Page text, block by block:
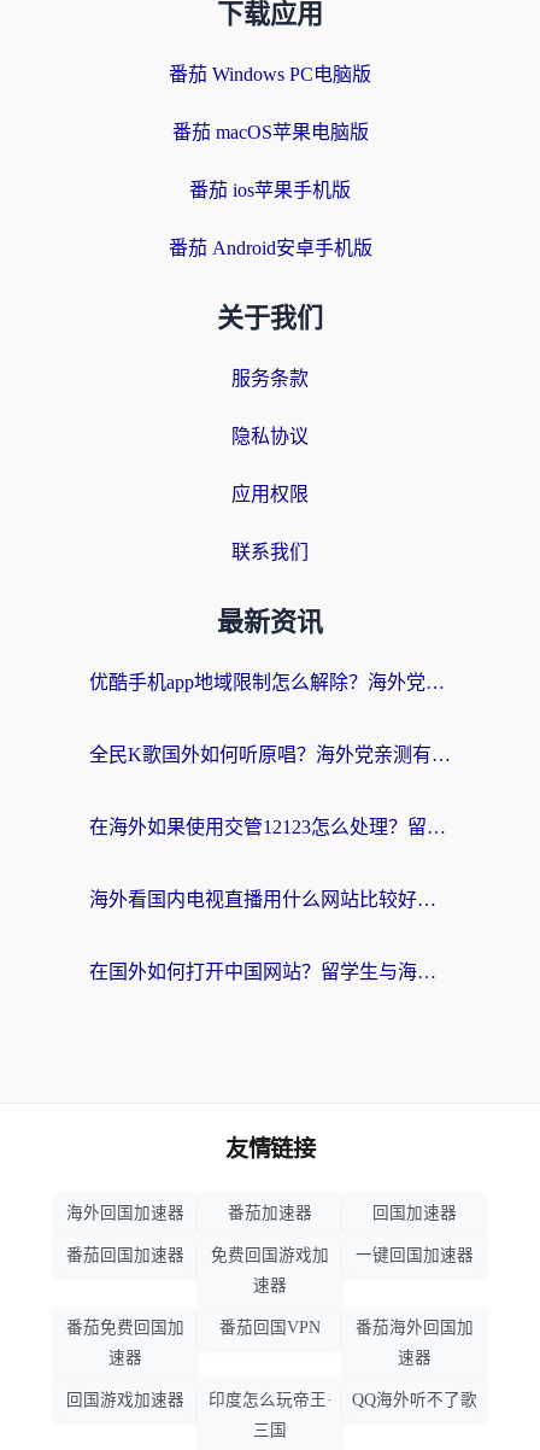
下载应用
番茄 Windows PC电脑版
番茄 macOS苹果电脑版
番茄 ios苹果手机版
番茄 Android安卓手机版
关于我们
服务条款
隐私协议
应用权限
联系我们
最新资讯
优酷手机app地域限制怎么解除？海外党亲测有效的追剧方案
全民K歌国外如何听原唱？海外党亲测有效的回国加速器选择指南
在海外如果使用交管12123怎么处理？留学生亲测有效的回国加速方案
海外看国内电视直播用什么网站比较好？一篇解决你所有追剧难题的实用指南
在国外如何打开中国网站？留学生与海外华人的无缝访问指南
友情链接
海外回国加速器 番茄加速器 回国加速器
番茄回国加速器
免费回国游戏加
速器
一键回国加速器
番茄免费回国加
速器
番茄回国VPN
番茄海外回国加
速器
回国游戏加速器
印度怎么玩帝王·
三国
QQ海外听不了歌